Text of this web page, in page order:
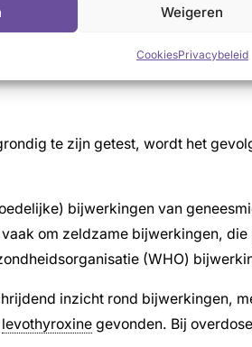
Weigeren
CookiesPrivacybeleid
endocrinologen, gastro-
te zijn getest, wordt het
bijwerkingen van
om zeldzame bijwerkingen,
(WHO)
inzicht rond bijwerkingen,
levothyroxine gevonden. Bij